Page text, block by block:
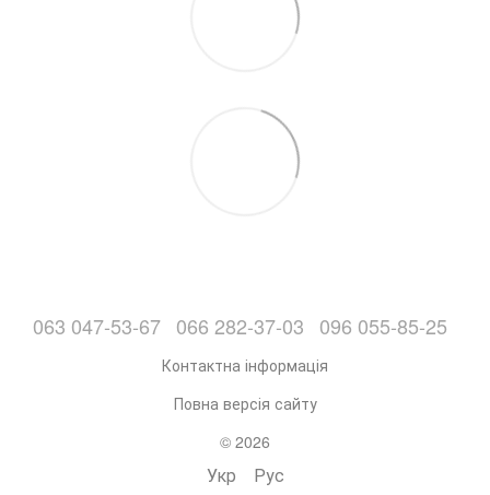
063 047-53-67 066 282-37-03 096 055-85-25
Контактна інформація
Повна версія сайту
© 2026
Укр Рус